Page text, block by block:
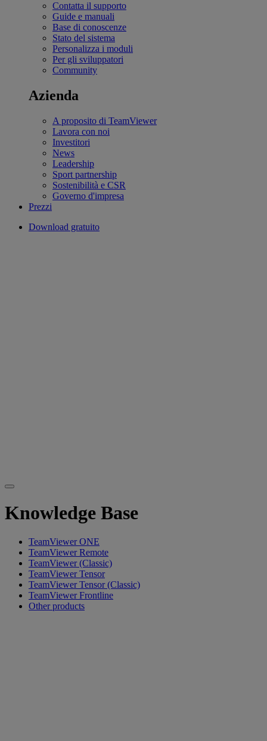
Contatta il supporto
Guide e manuali
Base di conoscenze
Stato del sistema
Personalizza i moduli
Per gli sviluppatori
Community
Azienda
A proposito di TeamViewer
Lavora con noi
Investitori
News
Leadership
Sport partnership
Sostenibilità e CSR
Governo d'impresa
Prezzi
Download gratuito
Knowledge Base
TeamViewer ONE
TeamViewer Remote
TeamViewer (Classic)
TeamViewer Tensor
TeamViewer Tensor (Classic)
TeamViewer Frontline
Other products